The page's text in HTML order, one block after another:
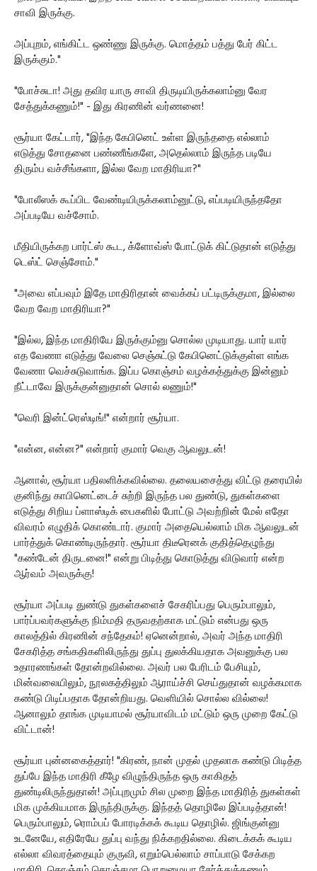
சாவி இருக்கு.
அப்புறம், எங்கிட்ட ஒண்ணு இருக்கு. மொத்தம் பத்து பேர் கிட்ட
இருக்கும்."
"போச்சுடா! அது தவிர யாரு சாவி திருடியிருக்கலாம்னு வேர
சேத்துக்கணும்!" - இது கிரணின் வர்ணனை!
சூர்யா கேட்டார், "இந்த கேபினெட் உள்ள இருந்ததை எல்லாம்
எடுத்து சோதனை பண்ணீங்களே, அதெல்லாம் இருந்த படியே
திரும்ப வச்சீங்களா, இல்ல வேற மாதிரியா?"
"போலீஸக் கூப்பிட வேண்டியிருக்கலாம்னுட்டு, எப்படியிருந்ததோ
அப்படியே வச்சோம்.
மீதியிருக்கற பார்ட்ஸ் கூட, க்ளோவ்ஸ் போட்டுக் கிட்டுதான் எடுத்து
டெஸ்ட் செஞ்சோம்."
"அவை எப்பவும் இதே மாதிரிதான் வைக்கப் பட்டிருக்குமா, இல்லை
வேற வேற மாதிரியா?"
"இல்ல, இந்த மாதிரியே இருக்கும்னு சொல்ல முடியாது. யார் யார்
எத வேணா எடுத்து வேலை செஞ்சுட்டு கேபினெட்டுக்குள்ள எங்க
வேணா வெச்சுடுவாங்க. இப்ப கொஞ்சம் வழக்கத்துக்கு இன்னும்
நீட்டாவே இருக்குன்னுதான் சொல் லணும்!"
"வெரி இன்ட்ரெஸ்டிங்!" என்றார் சூர்யா.
"என்ன, என்ன?" என்றார் குமார் வெகு ஆவலுடன்!
ஆனால், சூர்யா பதிலளிக்கவில்லை. தலையசைத்து விட்டு தரையில்
குனிந்து காபினெட்டைச் சுற்றி இருந்த பல துண்டு, துகள்களை
எடுத்து சிறிய ப்ளாஸ்டிக் பைகளில் போட்டு அவற்றின் மேல் எதோ
விவரம் எழுதிக் கொண்டார். குமார் அதையெல்லாம் மிக ஆவலுடன்
பார்த்துக் கொண்டிருந்தார். சூர்யா திடீரெனக் குதித்தெழுந்து
"கண்டேன் திருடனை!" என்று பிடித்து கொடுத்து விடுவார் என்ற
ஆர்வம் அவருக்கு!
சூர்யா அப்படி துண்டு துகள்களைச் சேகரிப்பது பெரும்பாலும்,
பார்ப்பவர்களுக்கு நிம்மதி தருவதற்காக மட்டும் என்பது ஒரு
காலத்தில் கிரணின் சந்தேகம்! ஏனென்றால், அவர் அந்த மாதிரி
சேகரித்த சங்கதிகளிலிருந்து துப்பு துலக்கியதாக அவனுக்கு பல
உதாரணங்கள் தோன்றவில்லை. அவர் பல பேரிடம் பேசியும்,
மின்வலையிலும், நூலகத்திலும் ஆராய்ச்சி செய்துதான் வழக்கமாக
கண்டு பிடிப்பதாக தோன்றியது. வெளியில் சொல்ல வில்லை!
ஆனாலும் தாங்க முடியாமல் சூர்யாவிடம் மட்டும் ஒரு முறை கேட்டு
விட்டான்!
சூர்யா புன்னகைத்தார்! "கிரண், நான் முதல் முதலாக கண்டு பிடித்த
துப்பே இந்த மாதிரி கீழே விழுந்திருந்த ஒரு காகிதத்
துண்டிலிருந்துதான்! அப்புறமும் சில முறை இந்த மாதிரித் துகள்கள்
மிக முக்கியமாக இருந்திருக்கு. இந்தத் தொழிலே இப்படித்தான்!
பெரும்பாலும், ரொம்பப் போரடிக்கக் கூடிய தொழில். ஜிங்குன்னு
உடனேயே, எதிரேயே துப்பு வந்து நிக்கறதில்லை. கிடைக்கக் கூடிய
எல்லா விவரத்தையும் குருவி, எறும்பெல்லாம் சாப்பாடு சேக்கற